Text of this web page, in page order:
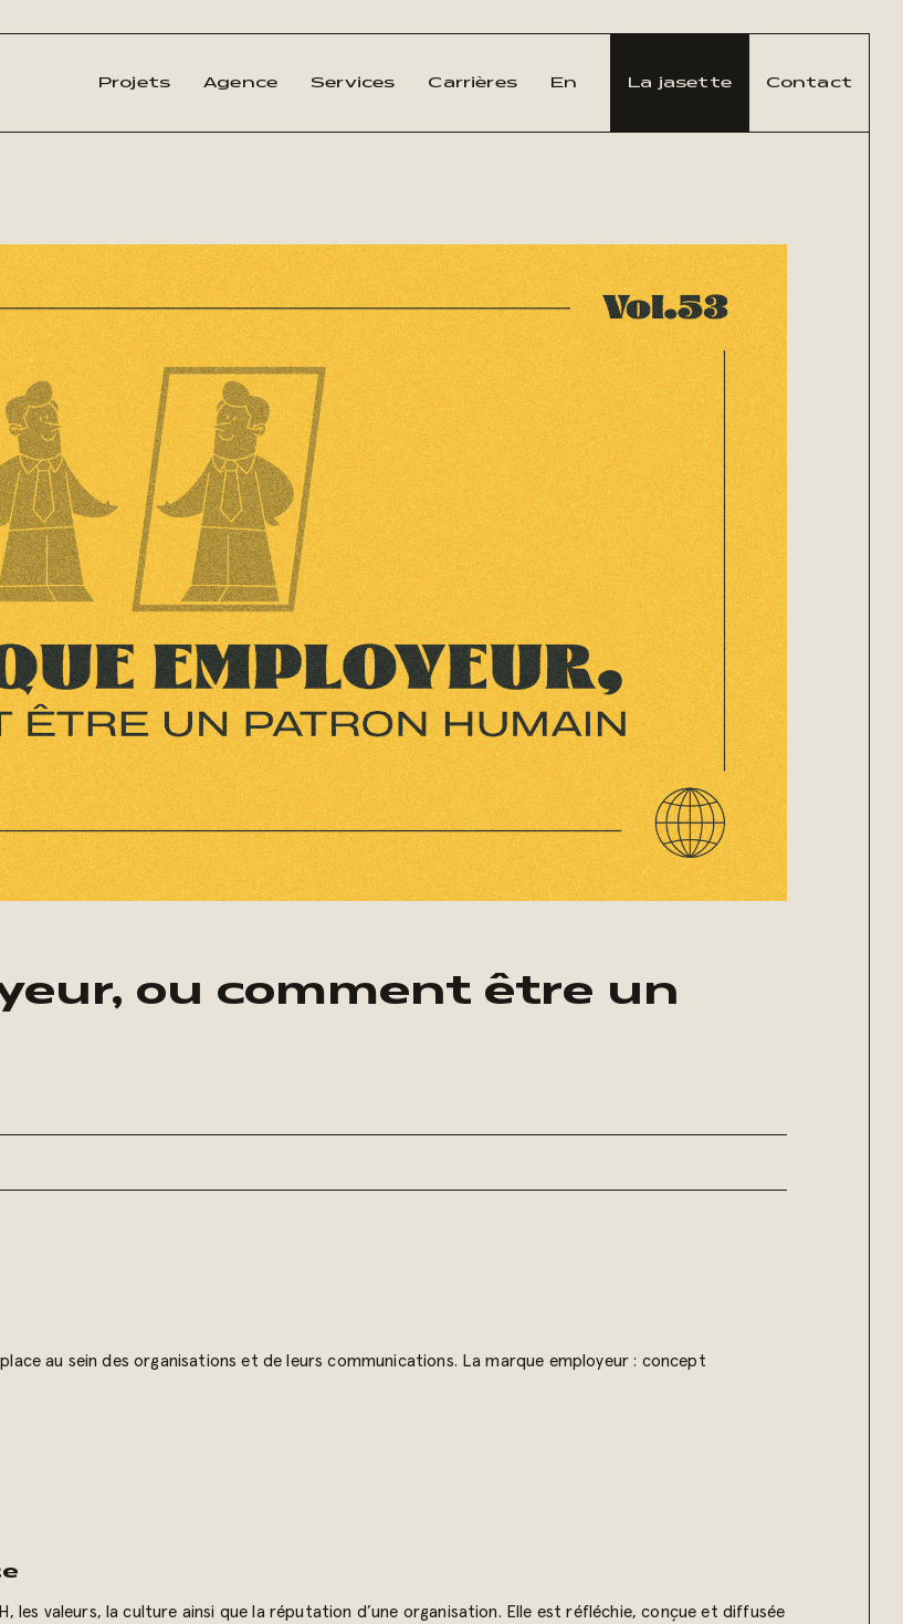
Projets Agence Services Carrières En La jasette Contact
ou comment être un
au sein des organisations et de leurs communications. La marque employeur : concept
les valeurs, la culture ainsi que la réputation d’une organisation. Elle est réfléchie, conçue et diffusée